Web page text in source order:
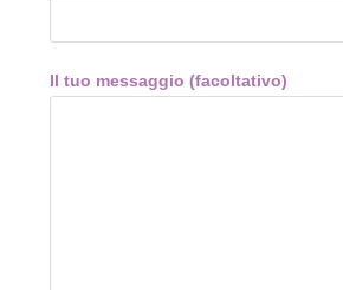
Il tuo messaggio (facoltativo)